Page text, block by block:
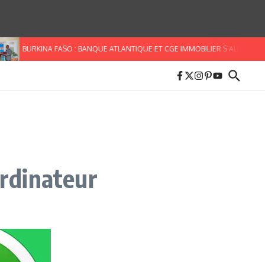
BURKINA FASO : BANQUE ATLANTIQUE ET CGE IMMOBILIER S’ALLIENT POUR